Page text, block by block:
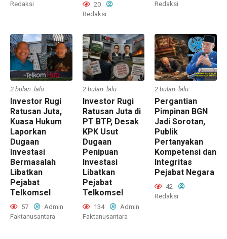
Redaksi
20
Redaksi
Redaksi
2 bulan lalu
Investor Rugi
Ratusan Juta,
Kuasa Hukum
Laporkan
Dugaan
Investasi
Bermasalah
Libatkan
Pejabat
Telkomsel
57
Admin
Faktanusantara
2 bulan lalu
Investor Rugi
Ratusan Juta di
PT BTP, Desak
KPK Usut
Dugaan
Penipuan
Investasi
Libatkan
Pejabat
Telkomsel
134
Admin
Faktanusantara
2 bulan lalu
Pergantian
Pimpinan BGN
Jadi Sorotan,
Publik
Pertanyakan
Kompetensi dan
Integritas
Pejabat Negara
42
Redaksi